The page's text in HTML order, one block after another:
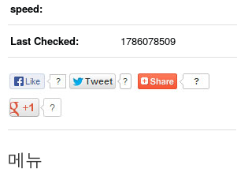
speed:
Last Checked: 1786078509
메뉴